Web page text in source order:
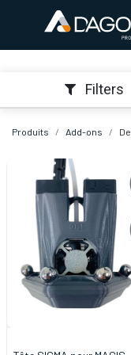
Filters
Produits Add-ons